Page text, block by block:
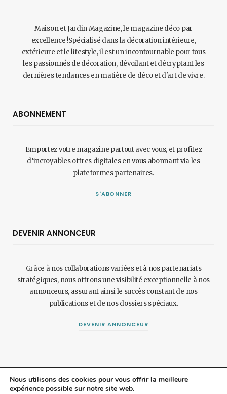
Maison et Jardin Magazine, le magazine déco par
excellence !Spécialisé dans la décoration intérieure,
extérieure et le lifestyle, il est un incontournable pour tous
les passionnés de décoration, dévoilant et décryptant les
dernières tendances en matière de déco et d'art de vivre.
ABONNEMENT
Emportez votre magazine partout avec vous, et profitez
d’incroyables offres digitales en vous abonnant via les
plateformes partenaires.
S'ABONNER
DEVENIR ANNONCEUR
Grâce à nos collaborations variées et à nos partenariats
stratégiques, nous offrons une visibilité exceptionnelle à nos
annonceurs, assurant ainsi le succès constant de nos
publications et de nos dossiers spéciaux.
DEVENIR ANNONCEUR
Nous utilisons des cookies pour vous offrir la meilleure
expérience possible sur notre site web.